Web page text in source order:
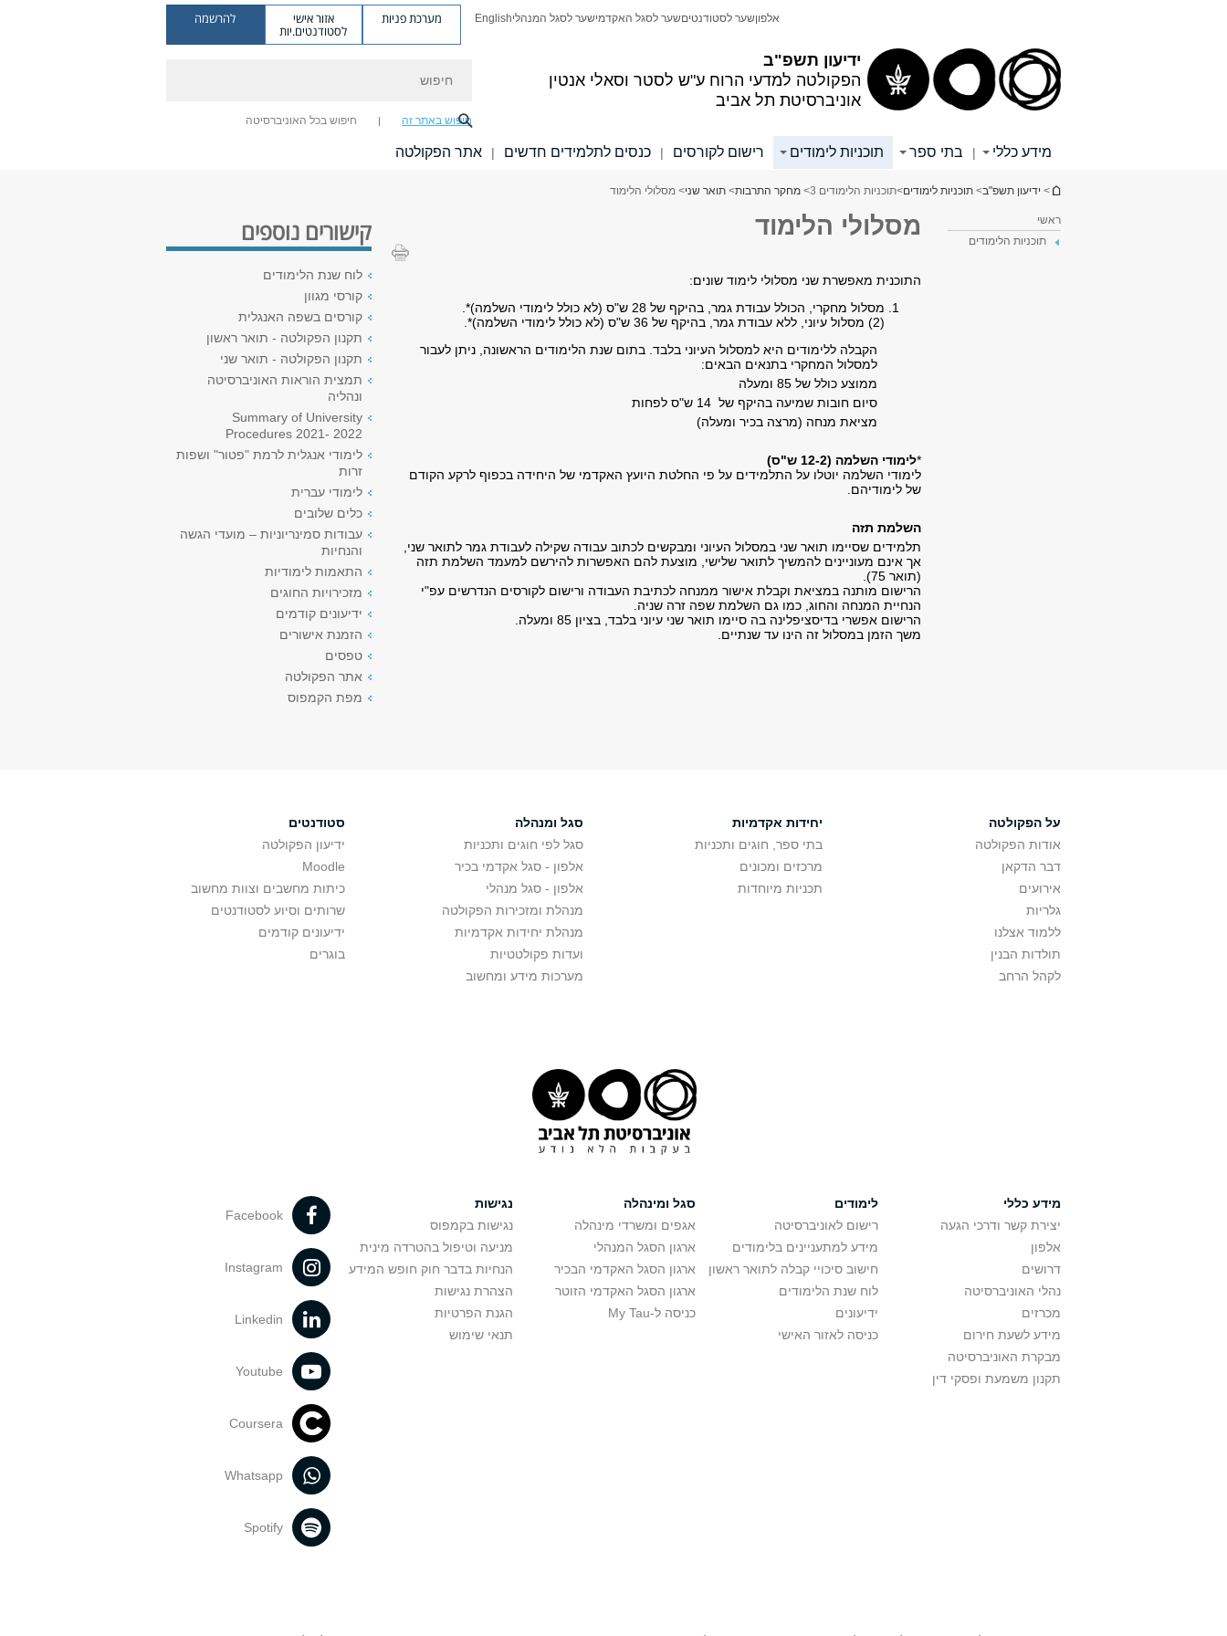
ידיעון תשפ"ב
הפקולטה למדעי הרוח ע"ש לסטר וסאלי אנטין
אוניברסיטת תל אביב
אלפוןשער לסטודנטיםשער לסגל האקדמישער לסגל המנהליEnglish מערכת פניות אזור אישי
לסטודנטים.יות
להרשמה
חיפוש באתר זה חיפוש בכל האוניברסיטה
מידע כללי | בתי ספר תוכניות לימודים רישום לקורסים | כנסים לתלמידים חדשים | אתר הפקולטה
הינך נמצא כאן
> ידיעון תשפ"ב> תוכניות לימודים>תוכניות הלימודים 3 > מחקר התרבות> תואר שני> מסלולי הלימוד
ראשי
תוכניות הלימודים
מסלולי הלימוד
התוכנית מאפשרת שני מסלולי לימוד שונים:
מסלול מחקרי, הכולל עבודת גמר, בהיקף של 28 ש"ס (לא כולל לימודי השלמה)*.
(2) מסלול עיוני, ללא עבודת גמר, בהיקף של 36 ש"ס (לא כולל לימודי השלמה)*.
הקבלה ללימודים היא למסלול העיוני בלבד. בתום שנת הלימודים הראשונה, ניתן לעבור
למסלול המחקרי בתנאים הבאים:
ממוצע כולל של 85 ומעלה
סיום חובות שמיעה בהיקף של 14 ש"ס לפחות
מציאת מנחה (מרצה בכיר ומעלה)
*לימודי השלמה (12-2 ש"ס)
לימודי השלמה יוטלו על התלמידים על פי החלטת היועץ האקדמי של היחידה בכפוף לרקע הקודם
של לימודיהם.
השלמת תזה
תלמידים שסיימו תואר שני במסלול העיוני ומבקשים לכתוב עבודה שקילה לעבודת גמר לתואר שני,
אך אינם מעוניינים להמשיך לתואר שלישי, מוצעת להם האפשרות להירשם למעמד השלמת תזה
(תואר 75).
הרישום מותנה במציאת וקבלת אישור ממנחה לכתיבת העבודה ורישום לקורסים הנדרשים עפ"י
הנחיית המנחה והחוג, כמו גם השלמת שפה זרה שניה.
הרישום אפשרי בדיסציפלינה בה סיימו תואר שני עיוני בלבד, בציון 85 ומעלה.
משך הזמן במסלול זה הינו עד שנתיים.
קישורים נוספים
לוח שנת הלימודים
קורסי מגוון
קורסים בשפה האנגלית
תקנון הפקולטה - תואר ראשון
תקנון הפקולטה - תואר שני
תמצית הוראות האוניברסיטה
ונהליה
Summary of University
Procedures 2021- 2022
לימודי אנגלית לרמת "פטור" ושפות
זרות
לימודי עברית
כלים שלובים
עבודות סמינריוניות – מועדי הגשה
והנחיות
התאמות לימודיות
מזכירויות החוגים
ידיעונים קודמים
הזמנת אישורים
טפסים
אתר הפקולטה
מפת הקמפוס
על הפקולטה
אודות הפקולטה
דבר הדקאן
אירועים
גלריות
ללמוד אצלנו
תולדות הבנין
לקהל הרחב
יחידות אקדמיות
בתי ספר, חוגים ותכניות
מרכזים ומכונים
תכניות מיוחדות
סגל ומנהלה
סגל לפי חוגים ותכניות
אלפון - סגל אקדמי בכיר
אלפון - סגל מנהלי
מנהלת ומזכירות הפקולטה
מנהלת יחידות אקדמיות
ועדות פקולטטיות
מערכות מידע ומחשוב
סטודנטים
ידיעון הפקולטה
Moodle
כיתות מחשבים וצוות מחשוב
שרותים וסיוע לסטודנטים
ידיעונים קודמים
בוגרים
מידע כללי
יצירת קשר ודרכי הגעה
אלפון
דרושים
נהלי האוניברסיטה
מכרזים
מידע לשעת חירום
מבקרת האוניברסיטה
תקנון משמעת ופסקי דין
לימודים
רישום לאוניברסיטה
מידע למתעניינים בלימודים
חישוב סיכויי קבלה לתואר ראשון
לוח שנת הלימודים
ידיעונים
כניסה לאזור האישי
סגל ומינהלה
אגפים ומשרדי מינהלה
ארגון הסגל המנהלי
ארגון הסגל האקדמי הבכיר
ארגון הסגל האקדמי הזוטר
כניסה ל-My Tau
נגישות
נגישות בקמפוס
מניעה וטיפול בהטרדה מינית
הנחיות בדבר חוק חופש המידע
הצהרת נגישות
הגנת הפרטיות
תנאי שימוש
Facebook
Instagram
Linkedin
Youtube
Coursera
Whatsapp
Spotify